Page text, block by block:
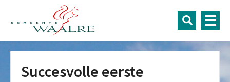
Succesvolle eerste